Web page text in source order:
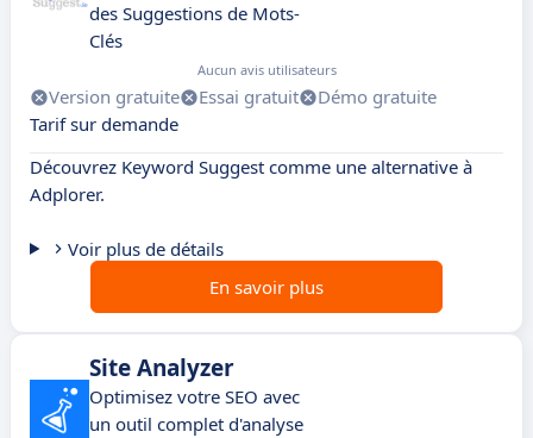
des Suggestions de Mots-
Clés
Aucun avis utilisateurs
Version gratuite Essai gratuit
Démo gratuite
Tarif sur demande
Découvrez Keyword Suggest comme une alternative à
Adplorer.
Voir plus de détails
En savoir plus
Site Analyzer
Optimisez votre SEO avec
un outil complet d'analyse